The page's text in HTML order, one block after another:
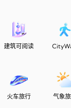
建筑可阅读
火车旅行 气象